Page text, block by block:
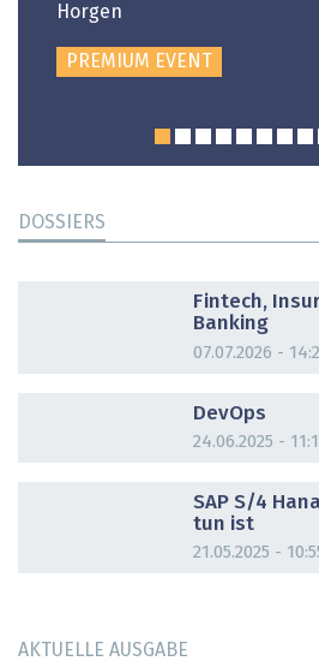
Horgen
PREMIUM EVENT
DOSSIERS
Fintech,
Banking
07.07.2026 -
DevOps
24.06.2025 -
SAP S/4
tun ist
21.05.2025 -
AKTUELLE AUSGABE